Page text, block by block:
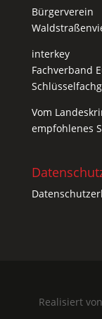
Bürgerverein
interkey
Fachverband
Vom
empfohlenes
Realisiert von